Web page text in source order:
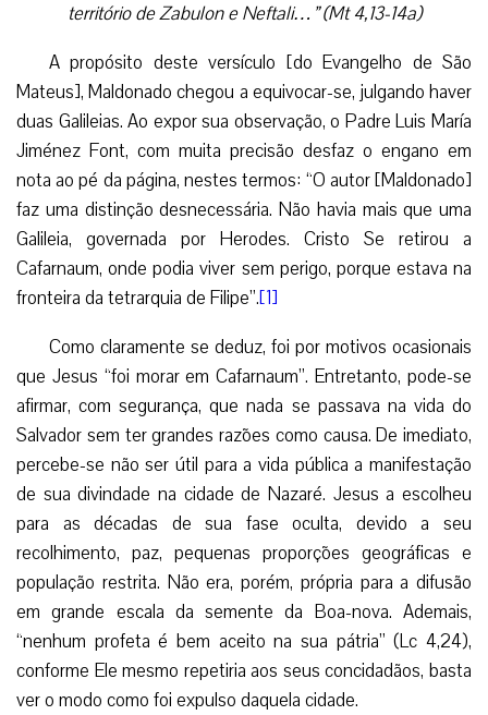
território de Zabulon e Neftali…” (Mt 4,13-14a)
A propósito deste versículo [do Evangelho de São
Mateus], Maldonado chegou a equivocar-se, julgando haver
duas Galileias. Ao expor sua observação, o Padre Luis María
Jiménez Font, com muita precisão desfaz o engano em
nota ao pé da página, nestes termos: “O autor [Maldonado]
faz uma distinção desnecessária. Não havia mais que uma
Galileia, governada por Herodes. Cristo Se retirou a
Cafarnaum, onde podia viver sem perigo, porque estava na
fronteira da tetrarquia de Filipe”.[1]
Como claramente se deduz, foi por motivos ocasionais
que Jesus “foi morar em Cafarnaum”. Entretanto, pode-se
afirmar, com segurança, que nada se passava na vida do
Salvador sem ter grandes razões como causa. De imediato,
percebe-se não ser útil para a vida pública a manifestação
de sua divindade na cidade de Nazaré. Jesus a escolheu
para as décadas de sua fase oculta, devido a seu
recolhimento, paz, pequenas proporções geográficas e
população restrita. Não era, porém, própria para a difusão
em grande escala da semente da Boa-nova. Ademais,
“nenhum profeta é bem aceito na sua pátria” (Lc 4,24),
conforme Ele mesmo repetiria aos seus concidadãos, basta
ver o modo como foi expulso daquela cidade.